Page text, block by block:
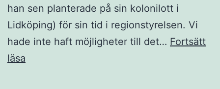
han sen planterade på sin kolonilott i
Lidköping) för sin tid i regionstyrelsen. Vi
hade inte haft möjligheter till det… Fortsätt
läsa